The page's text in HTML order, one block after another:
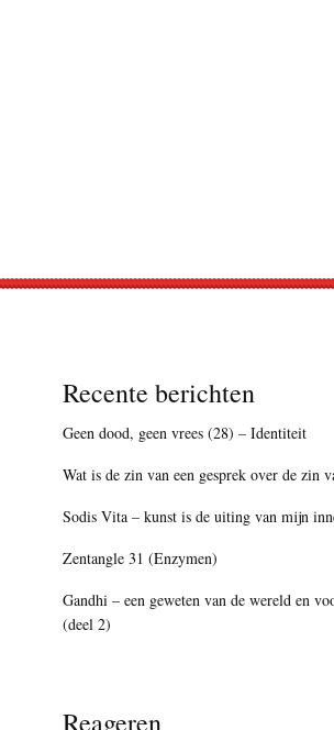
Recente berichten
Geen dood, geen vrees (28) – Identiteit
Wat is de zin van een gesprek over de zin
Sodis Vita – kunst is de uiting van mijn
Zentangle 31 (Enzymen)
Gandhi – een geweten van de wereld en
(deel 2)
Reageren